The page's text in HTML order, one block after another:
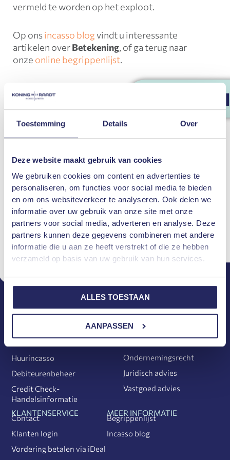
Toestemming Details Over
Deze website maakt gebruik van cookies
We gebruiken cookies om content en advertenties te
personaliseren, om functies voor social media te bieden
en om ons websiteverkeer te analyseren. Ook delen we
informatie over uw gebruik van onze site met onze
partners voor social media, adverteren en analyse. Deze
partners kunnen deze gegevens combineren met andere
informatie die u aan ze heeft verstrekt of die ze hebben
verzameld op basis van uw gebruik van hun services.
ALLES TOESTAAN
AANPASSEN
GRATIS
vermeld te worden op het exploot.
Op onsincasso blogvindt u interessante
artikelen overBetekening, of ga terug naar
onze online begrippenlijst.
Heeft u nog vragen over
dan gerust contact met ons op. Wilt u
meer weten over onze incasso en/of
juridische diensten? Koning en de Raadt
Incasso en Juristen is gespecialiseerd in
innen van openstaande facturen of uw
debiteurenbeheer. Daarnaast bieden wij
juridisch adviesop gebied van huurrecht,
ondernemingsrecht en executierecht.
MAAK EEN AFSPRAAK
Huurincasso
Debiteurenbeheer
Credit Check-
Handelsinformatie
JURIDISCHE DIENSTEN
Huurrecht
Executierecht
Ondernemingsrecht
Juridisch advies
Vastgoed advies
KLANTENSERVICE
Contact
Klanten login
Vordering betalen via iDeal
MEER INFORMATIE
Begrippenlijst
Incasso blog